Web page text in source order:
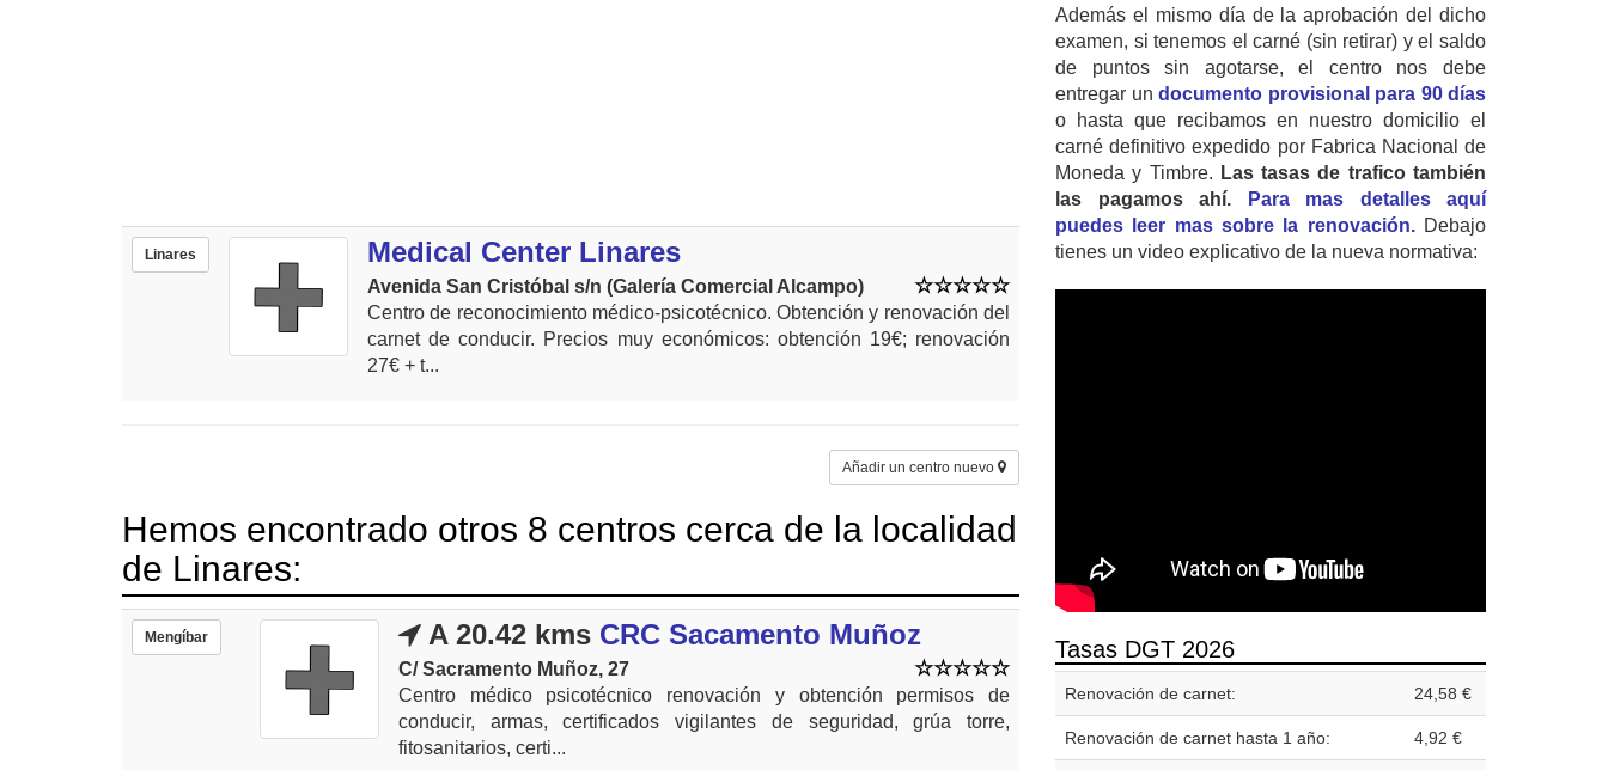
Linares Medical Center Linares
Avenida San Cristóbal s/n (Galería Comercial Alcampo)
Centro de reconocimiento médico-psicotécnico. Obtención y renovación del
carnet de conducir. Precios muy económicos: obtención 19€; renovación
27€ + t...
Añadir un centro nuevo
Hemos encontrado otros 8 centros cerca de la localidad
de Linares:
Mengíbar A 20.42 kms CRC Sacamento Muñoz
C/ Sacramento Muñoz, 27
Centro médico psicotécnico renovación y obtención permisos de
conducir, armas, certificados vigilantes de seguridad, grúa torre,
fitosanitarios, certi...
Además el mismo día de la aprobación del dicho
examen, si tenemos el carné (sin retirar) y el saldo
de puntos sin agotarse, el centro nos debe
entregar un documento provisional para 90 días
o hasta que recibamos en nuestro domicilio el
carné definitivo expedido por Fabrica Nacional de
Moneda y Timbre. Las tasas de trafico también
las pagamos ahí.
Para mas detalles aquí
puedes leer mas sobre la renovación.Debajo
tienes un video explicativo de la nueva normativa:
Tasas DGT 2026
Renovación de carnet: 24,58 €
Renovación de carnet hasta 1 año: 4,92 €